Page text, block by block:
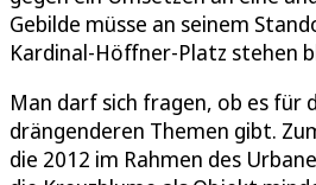
Gebilde müsse an seinem
Kardinal-Höffner-Platz stehen
Man darf sich fragen, ob es für
drängenderen Themen gibt.
die 2012 im Rahmen des